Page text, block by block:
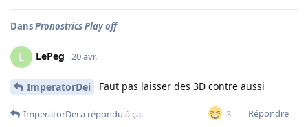
DansPronostrics Play off
L LePeg 20 avr.
ImperatorDei Faut pas laisser des 3D contre aussi
3 Répondre
ImperatorDeia répondu à ça.